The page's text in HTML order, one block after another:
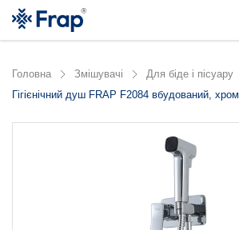
Головна Змішувачі
Для біде і пісуару
Гігієнічний душ FRAP F2084 вбудований, хром